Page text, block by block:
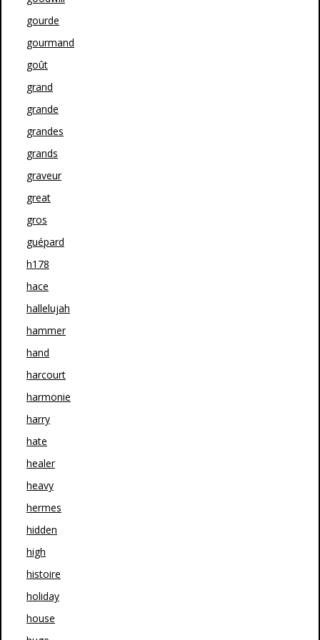
gourde
gourmand
goût
grand
grande
grandes
grands
graveur
great
gros
guépard
h178
hace
hallelujah
hammer
hand
harcourt
harmonie
harry
hate
healer
heavy
hermes
hidden
high
histoire
holiday
house